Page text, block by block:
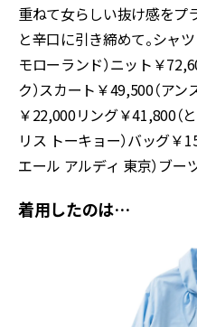
重ねて女らしい抜け感をプ
と辛口に引き締めて。シャ
モローランド）ニット￥
ク）スカート￥49,500（ア
￥22,000リング￥41,800（
リス トーキョー）バッグ￥
エール アルディ 東京）ブー
着用したのは…